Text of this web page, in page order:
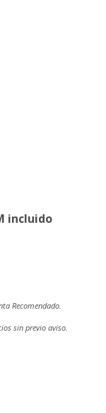
incluido
Recomendado.
sin previo aviso.